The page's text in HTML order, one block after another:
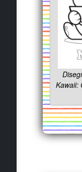
Kawaii: